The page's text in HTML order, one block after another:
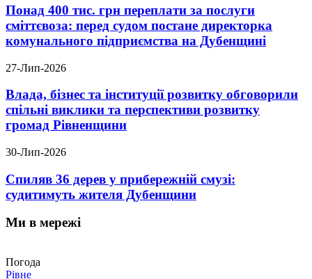
Понад 400 тис. грн переплати за послуги
сміттєвоза: перед судом постане директорка
комунального підприємства на Дубенщині
27-Лип-2026
Влада, бізнес та інституції розвитку обговорили
спільні виклики та перспективи розвитку
громад Рівненщини
30-Лип-2026
Спиляв 36 дерев у прибережній смузі:
судитимуть жителя Дубенщини
Ми в мережі
Погода
Рівне